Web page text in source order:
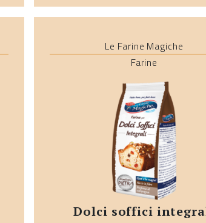
Le Farine Magiche
Farine
dolci soffici